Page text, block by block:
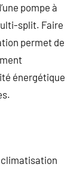
pompe à
split. Faire
permet de
énergétique
climatisation